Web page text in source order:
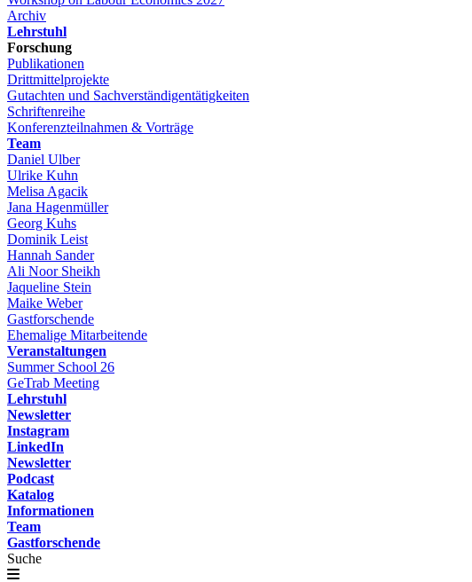
Archiv
Lehrstuhl
Forschung
Publikationen
Drittmittelprojekte
Gutachten und Sachverständigentätigkeiten
Schriftenreihe
Konferenzteilnahmen & Vorträge
Team
Daniel Ulber
Ulrike Kuhn
Melisa Agacik
Jana Hagenmüller
Georg Kuhs
Dominik Leist
Hannah Sander
Ali Noor Sheikh
Jaqueline Stein
Maike Weber
Gastforschende
Ehemalige Mitarbeitende
Veranstaltungen
Summer School 26
GeTrab Meeting
Lehrstuhl
Newsletter
Instagram
LinkedIn
Newsletter
Podcast
Katalog
Informationen
Team
Gastforschende
Suche